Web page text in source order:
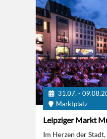
31.07. -
Marktplatz
Leipziger Markt
Im Herzen der